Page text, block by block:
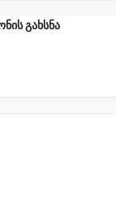
გახსნა